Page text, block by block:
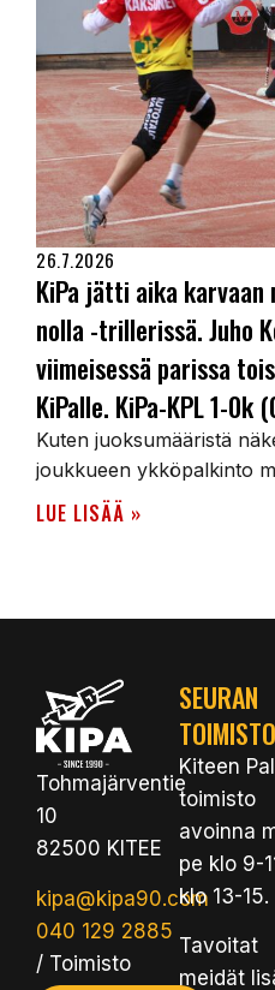
26.7.2026
KiPa jätti aika karvaan
nolla -trillerissä. Juho
viimeisessä parissa
KiPalle. KiPa-KPL 1-0k
Kuten juoksumääristä
joukkueen ykköpalkinto
LUE LISÄÄ »
Tohmajärventie
10
82500 KITEE
kipa@kipa90.com
040 129 2885
/ Toimisto
SEURAN
TOIMISTO
Kiteen
toimisto
avoinna
pe klo 9-
klo 13-15.
Tavoitat
meidät